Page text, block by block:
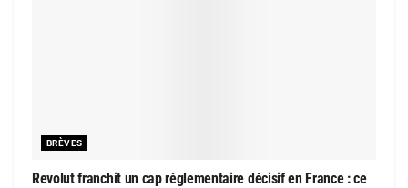
BRÈVES
Revolut franchit un cap réglementaire décisif en France : ce